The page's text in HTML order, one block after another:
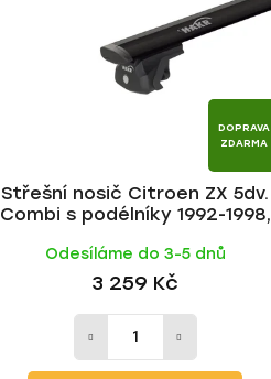
DOPRAVA
ZDARMA
Střešní nosič Citroen ZX 5dv.
Combi s podélníky 1992-1998,
Odesíláme do 3-5 dnů
3 259 Kč